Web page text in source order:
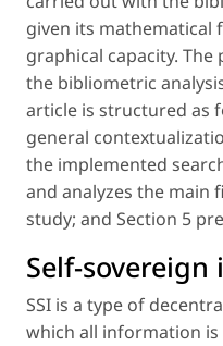
given its mathematical
graphical capacity.
the bibliometric
article is structured as
general
the implemented
and analyzes the main
study; and Section 5
Self-
SSI is a type of
which all information